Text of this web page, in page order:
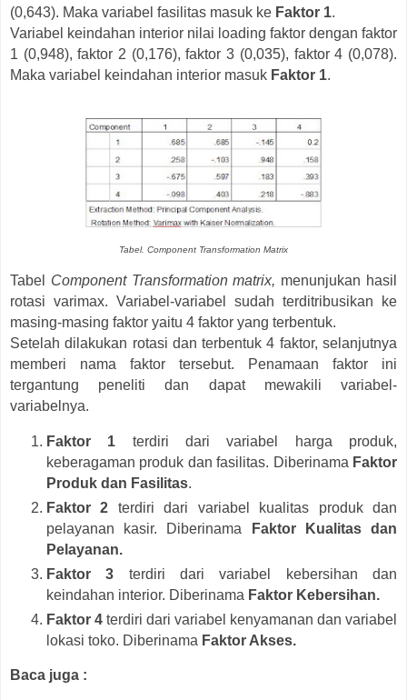
(0,643). Maka variabel fasilitas masuk ke Faktor 1.
Variabel keindahan interior nilai loading faktor dengan faktor
1 (0,948), faktor 2 (0,176), faktor 3 (0,035), faktor 4 (0,078).
Maka variabel keindahan interior masuk Faktor 1.
Tabel. Component Transformation Matrix
Tabel Component Transformation matrix, menunjukan hasil
rotasi varimax. Variabel-variabel sudah terditribusikan ke
masing-masing faktor yaitu 4 faktor yang terbentuk.
Setelah dilakukan rotasi dan terbentuk 4 faktor, selanjutnya
memberi nama faktor tersebut. Penamaan faktor ini
tergantung peneliti dan dapat mewakili variabel-
variabelnya.
Faktor 1 terdiri dari variabel harga produk,
keberagaman produk dan fasilitas. Diberinama Faktor
Produk dan Fasilitas.
Faktor 2 terdiri dari variabel kualitas produk dan
pelayanan kasir. Diberinama
Faktor Kualitas dan
Pelayanan.
Faktor 3 terdiri dari variabel kebersihan dan
keindahan interior. Diberinama Faktor Kebersihan.
Faktor 4 terdiri dari variabel kenyamanan dan variabel
lokasi toko. Diberinama Faktor Akses.
Baca juga :